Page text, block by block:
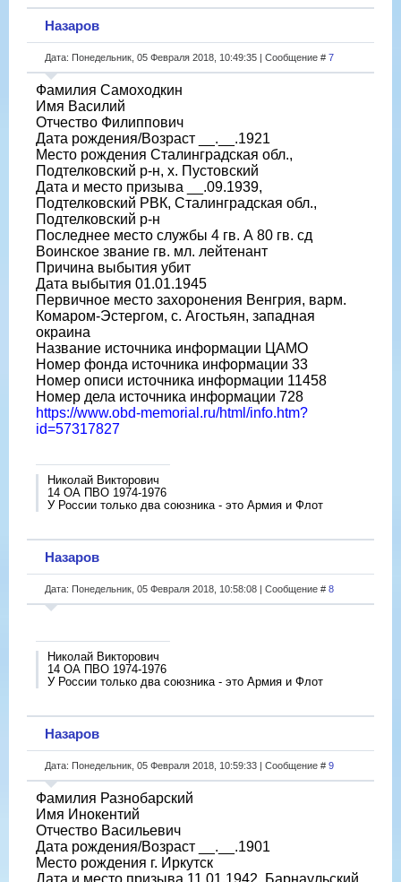
Назаров
Дата: Понедельник, 05 Февраля 2018, 10:49:35 | Сообщение # 7
Фамилия Самоходкин
Имя Василий
Отчество Филиппович
Дата рождения/Возраст __.__.1921
Место рождения Сталинградская обл.,
Подтелковский р-н, х. Пустовский
Дата и место призыва __.09.1939,
Подтелковский РВК, Сталинградская обл.,
Подтелковский р-н
Последнее место службы 4 гв. А 80 гв. сд
Воинское звание гв. мл. лейтенант
Причина выбытия убит
Дата выбытия 01.01.1945
Первичное место захоронения Венгрия, варм.
Комаром-Эстергом, с. Агостьян, западная
окраина
Название источника информации ЦАМО
Номер фонда источника информации 33
Номер описи источника информации 11458
Номер дела источника информации 728
https://www.obd-memorial.ru/html/info.htm?
id=57317827
Николай Викторович
14 ОА ПВО 1974-1976
У России только два союзника - это Армия и Флот
Назаров
Дата: Понедельник, 05 Февраля 2018, 10:58:08 | Сообщение # 8
Николай Викторович
14 ОА ПВО 1974-1976
У России только два союзника - это Армия и Флот
Назаров
Дата: Понедельник, 05 Февраля 2018, 10:59:33 | Сообщение # 9
Фамилия Разнобарский
Имя Инокентий
Отчество Васильевич
Дата рождения/Возраст __.__.1901
Место рождения г. Иркутск
Дата и место призыва 11.01.1942, Барнаульский